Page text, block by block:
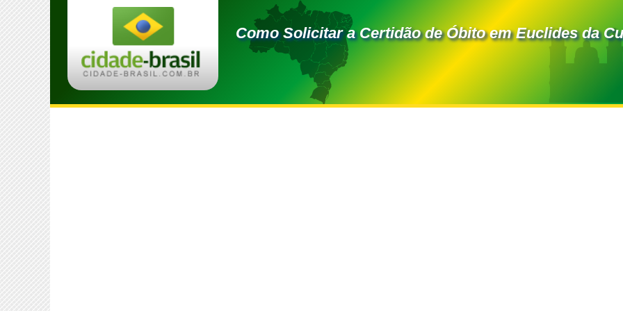
Como Solicitar a Certidão de Óbito em Euclides da